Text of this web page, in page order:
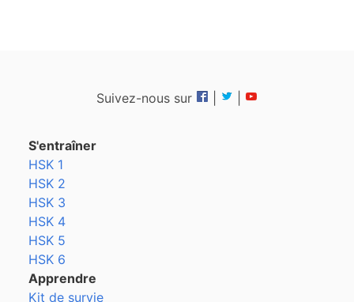
Suivez-nous sur
S'entraîner
HSK 1
HSK 2
HSK 3
HSK 4
HSK 5
HSK 6
Apprendre
Kit de survie